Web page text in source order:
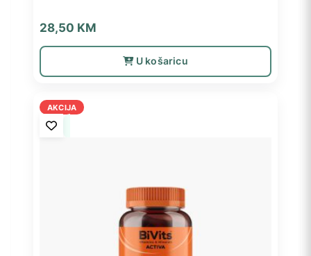
28,50 KM
U košaricu
AKCIJA